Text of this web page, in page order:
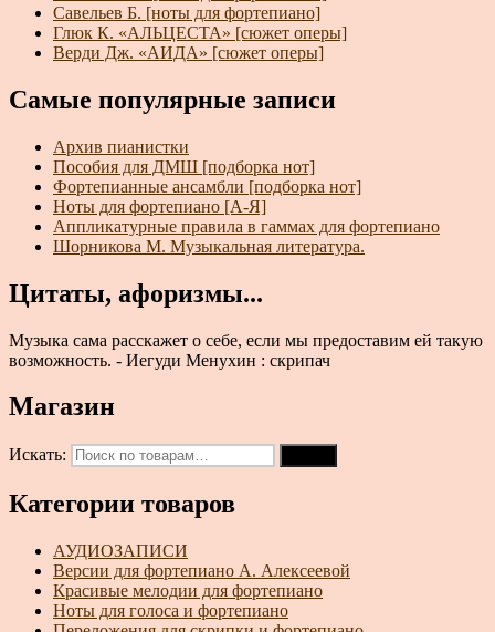
Савельев Б. [ноты для фортепиано]
Глюк К. «АЛЬЦЕСТА» [сюжет оперы]
Верди Дж. «АИДА» [сюжет оперы]
Самые популярные записи
Архив пианистки
Пособия для ДМШ [подборка нот]
Фортепианные ансамбли [подборка нот]
Ноты для фортепиано [А-Я]
Аппликатурные правила в гаммах для фортепиано
Шорникова М. Музыкальная литература.
Цитаты, афоризмы...
Музыка сама расскажет о себе, если мы предоставим ей такую
возможность. - Иегуди Менухин : скрипач
Магазин
Искать:
Категории товаров
АУДИОЗАПИСИ
Версии для фортепиано А. Алексеевой
Красивые мелодии для фортепиано
Ноты для голоса и фортепиано